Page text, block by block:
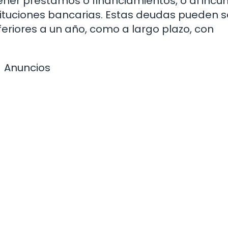
bancarias. Estas deudas pueden
a un año, como a largo plazo, con
Anuncios